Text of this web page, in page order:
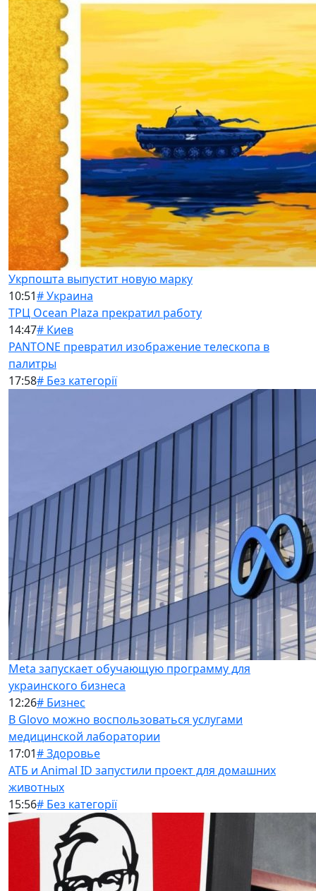
Укрпошта выпустит новую марку
10:51# Украина
ТРЦ Ocean Plaza прекратил работу
14:47# Киев
PANTONE превратил изображение телескопа в
палитры
17:58# Без категорії
Meta запускает обучающую программу для
украинского бизнеса
12:26# Бизнес
В Glovo можно воспользоваться услугами
медицинской лаборатории
17:01# Здоровье
АТБ и Animal ID запустили проект для домашних
животных
15:56# Без категорії